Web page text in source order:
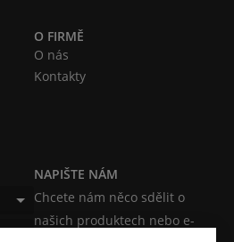
O FIRMĚ
O nás
Kontakty
NAPIŠTE NÁM
Chcete nám něco sdělit o
našich produktech nebo e-